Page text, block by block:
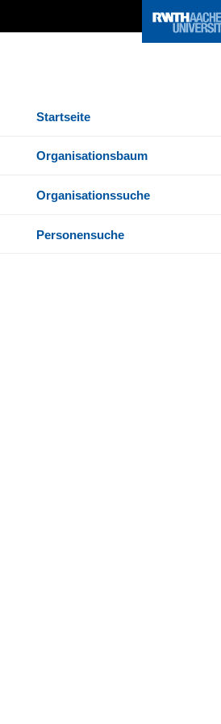
Startseite
Organisationsbaum
Organisationssuche
Personensuche